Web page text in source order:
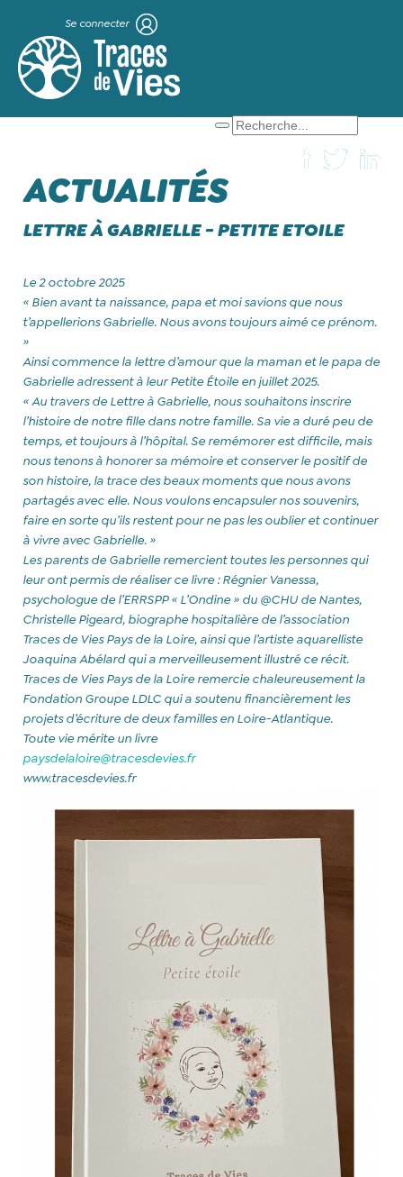
Se connecter
ACTUALITÉS
LETTRE À GABRIELLE - PETITE ETOILE
Le 2 octobre 2025
« Bien avant ta naissance, papa et moi savions que nous
t’appellerions Gabrielle. Nous avons toujours aimé ce prénom.
»
Ainsi commence la lettre d’amour que la maman et le papa de
Gabrielle adressent à leur Petite Étoile en juillet 2025.
« Au travers de Lettre à Gabrielle, nous souhaitons inscrire
l’histoire de notre fille dans notre famille. Sa vie a duré peu de
temps, et toujours à l’hôpital. Se remémorer est difficile, mais
nous tenons à honorer sa mémoire et conserver le positif de
son histoire, la trace des beaux moments que nous avons
partagés avec elle. Nous voulons encapsuler nos souvenirs,
faire en sorte qu’ils restent pour ne pas les oublier et continuer
à vivre avec Gabrielle. »
Les parents de Gabrielle remercient toutes les personnes qui
leur ont permis de réaliser ce livre : Régnier Vanessa,
psychologue de l’ERRSPP « L’Ondine » du @CHU de Nantes,
Christelle Pigeard, biographe hospitalière de l’association
Traces de Vies Pays de la Loire, ainsi que l’artiste aquarelliste
Joaquina Abélard qui a merveilleusement illustré ce récit.
Traces de Vies Pays de la Loire remercie chaleureusement la
Fondation Groupe LDLC qui a soutenu financièrement les
projets d’écriture de deux familles en Loire-Atlantique.
Toute vie mérite un livre
paysdelaloire@tracesdevies.fr
www.tracesdevies.fr